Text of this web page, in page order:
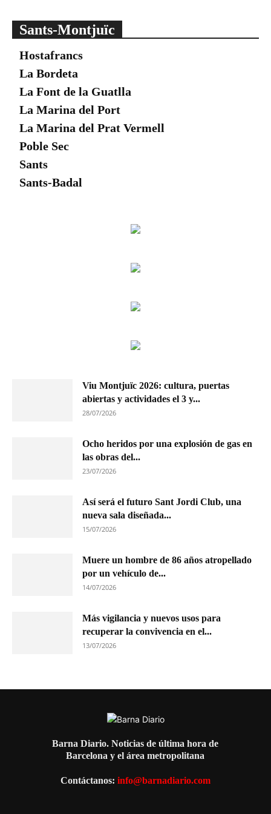
Sants-Montjuïc
Hostafrancs
La Bordeta
La Font de la Guatlla
La Marina del Port
La Marina del Prat Vermell
Poble Sec
Sants
Sants-Badal
Viu Montjuïc 2026: cultura, puertas
abiertas y actividades el 3 y...
28/07/2026
Ocho heridos por una explosión de gas en
las obras del...
23/07/2026
Así será el futuro Sant Jordi Club, una
nueva sala diseñada...
15/07/2026
Muere un hombre de 86 años atropellado
por un vehículo de...
14/07/2026
Más vigilancia y nuevos usos para
recuperar la convivencia en el...
13/07/2026
Barna Diario. Noticias de última hora de
Barcelona y el área metropolitana
Contáctanos: info@barnadiario.com